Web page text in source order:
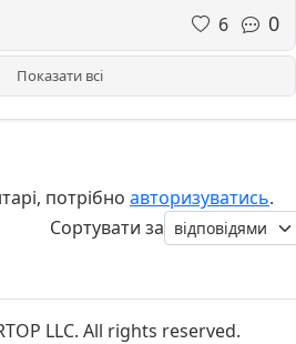
6
0
Показати всі
потрібно авторизуватись.
Сортувати за
LLC. All rights reserved.